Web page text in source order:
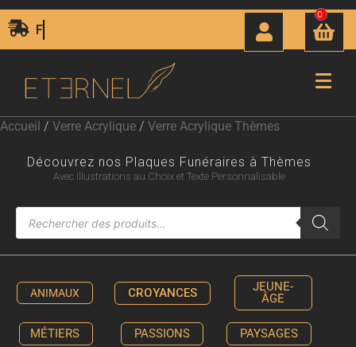
Livraison Express 24H00
0
Accueil / Verre Acrylique / Verre Acrylique Thèmes
Découvrez nos Plaques Funéraires à Thèmes
Avec Illustrations au Choix et Texte Personnalisable
ANIMAUX CROYANCES
JEUNE-
ÂGE
MÉTIERS PASSIONS PAYSAGES